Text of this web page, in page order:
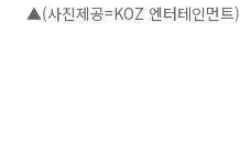
▲(사진제공=KOZ 엔터테인먼트)